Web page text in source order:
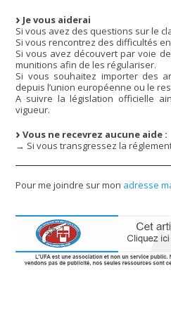
Je vous aiderai
Si vous avez des questions sur le
Si vous rencontrez des difficultés
Si vous avez découvert par voie
munitions afin de les régulariser.
Si vous souhaitez importer des
depuis l’union européenne ou le
A suivre la législation officielle
vigueur.
Vous ne recevrez aucune aide :
→ Si vous transgressez la
Pour me joindre sur mon adresse